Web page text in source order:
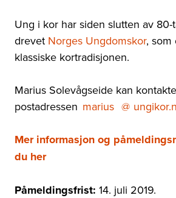
Ung i kor har siden slutten av 80-
drevet Norges Ungdomskor, som
klassiske kortradisjonen.
Marius Solevågseide kan
postadressen marius @
Mer informasjon og
du her
Påmeldingsfrist: 14. juli 2019.